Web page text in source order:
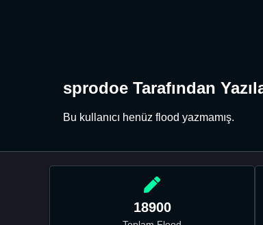
sprodoe Tarafından
Bu kullanıcı henüz flood yazmamış.
18900